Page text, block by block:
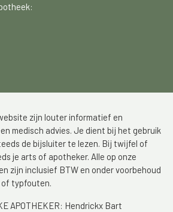
zijn louter informatief en
medisch advies. Je dient bij het gebruik
de bijsluiter te lezen. Bij twijfel of
je arts of apotheker. Alle op onze
zijn inclusief BTW en onder voorbehoud
typfouten.
APOTHEKER: Hendrickx Bart